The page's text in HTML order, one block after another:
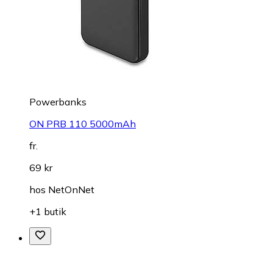
Powerbanks
ON PRB 110 5000mAh
fr.
69 kr
hos NetOnNet
+1 butik